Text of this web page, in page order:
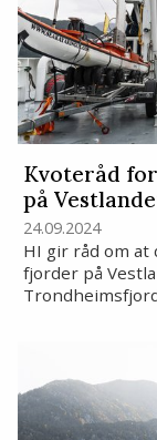
Kvoteråd
på
24.09.2024
HI gir råd om
fjorder på